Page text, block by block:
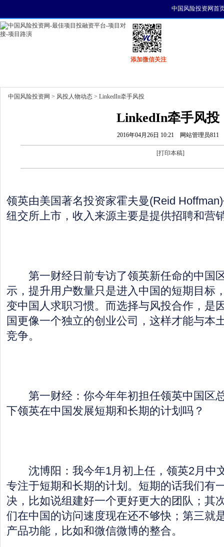
中国风险投资网首
添加微信关注
中国风险投资网 > 风投人物动态 > LinkedIn牵手风投
LinkedIn牵手风投
2016年04月26日 10:21 网站管理员811
[打印本稿]
领英由美国著名投资家霍夫曼(Reid
纽交所上市，收入来源主要是提供招聘和营
第一财经日前专访了领英新任命的中国
示，提升用户数量只是进入中国的短期目标
变中国人求职习惯。而选择与风投合作，是
国更像一个独立的创业公司，这样才能与本
竞争。
第一财经：你今年年初担任领英中国区
下领英在中国发展短期和长期的计划吗？
沈博阳：我今年1月初上任，领英2月中
专注于短期和长期的计划。短期的话我们有
决，比如说组建好一个更好更大的团队；其
们在中国的访问速度现在还不够快；第三就
产品功能，比如和微信微博的整合。